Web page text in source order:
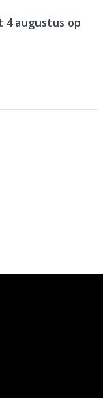
4 augustus op